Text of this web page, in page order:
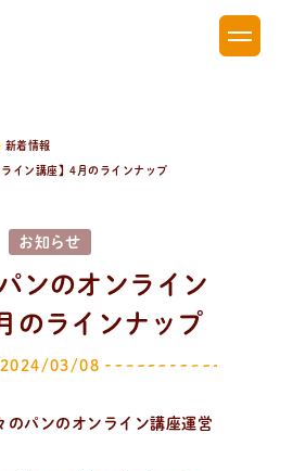
新着情報
ライン講座】4月のラインナップ
お知らせ
ンのオンライン
のラインナップ
2024/03/08
のパンのオンライン講座運営